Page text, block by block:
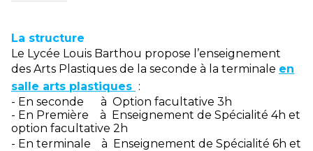
La structure
Le Lycée Louis Barthou propose l’enseignement
des Arts Plastiques de la seconde à la terminale en
salle arts plastiques :
- En seconde à Option facultative 3h
- En Première à Enseignement de Spécialité 4h et
option facultative 2h
- En terminale
à Enseignement de Spécialité 6h et